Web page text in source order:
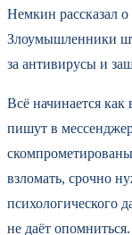
Немкин рассказал о
Злоумышленники
за антивирусы и
Всё начинается как
пишут в
взломать, срочно
психологического
не даёт